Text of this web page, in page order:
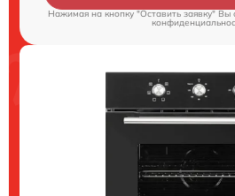
Нажимая на кнопку "Оставить заявку" Вы